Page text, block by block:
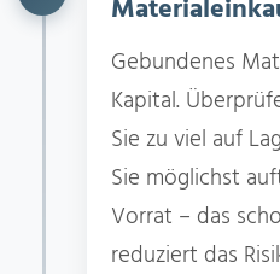
Gebundenes
Kapital.
Sie zu viel auf
Sie möglichst
Vorrat – das
reduziert das